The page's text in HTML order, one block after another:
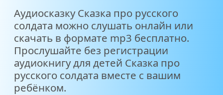
Аудиосказку Сказка про русского
солдата можно слушать онлайн или
скачать в формате mp3 бесплатно.
Прослушайте без регистрации
аудиокнигу для детей Сказка про
русского солдата вместе с вашим
ребёнком.